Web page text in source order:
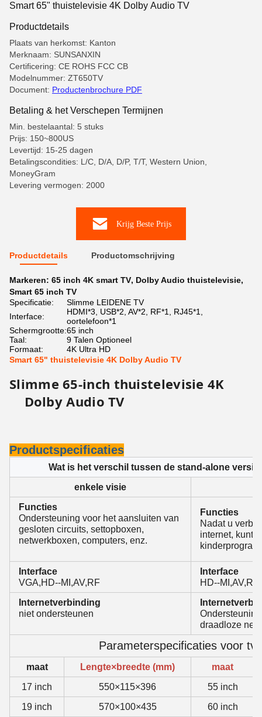
Smart 65" thuistelevisie 4K Dolby Audio TV
Productdetails
Plaats van herkomst: Kanton
Merknaam: SUNSANXIN
Certificering: CE ROHS FCC CB
Modelnummer: ZT650TV
Document: Productenbrochure PDF
Betaling & het Verschepen Termijnen
Min. bestelaantal: 5 stuks
Prijs: 150~800US
Levertijd: 15-25 dagen
Betalingscondities: L/C, D/A, D/P, T/T, Western Union,
MoneyGram
Levering vermogen: 2000
Krijg Beste Prijs
Productdetails Productomschrijving
Markeren: 65 inch 4K smart TV, Dolby Audio thuistelevisie,
Smart 65 inch TV
Specificatie:
Slimme LEIDENE TV
Interface:
HDMI*3, USB*2, AV*2, RF*1, RJ45*1,
oortelefoon*1
Schermgrootte:65 inch
Taal:
9 Talen Optioneel
Formaat:
4K Ultra HD
Smart 65" thuistelevisie 4K Dolby Audio TV
Slimme 65-inch thuistelevisie 4K
Dolby Audio TV
Productspecificaties
Wat is het verschil tussen de stand-alone
enkele visie
Functies
Ondersteuning voor het aansluiten van
gesloten circuits, settopboxen,
netwerkboxen, computers, enz.
Functies
Nadat u
internet, kunt
Interface
VGA,HD--MI,AV,RF
Interface
HD--
Internetverbinding
niet ondersteunen
draadloze
Parameterspecificaties voor
maat Lengte×breedte (mm)
maat
17 inch
550×115×396
55 inch
19 inch
570×100×435
60 inch